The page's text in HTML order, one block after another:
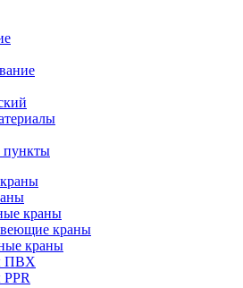
пункты
краны
краны
краны
ПВХ